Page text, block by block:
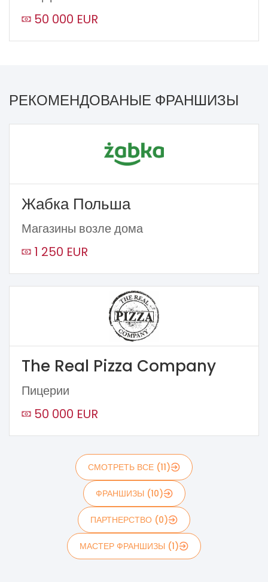
50 000 EUR
РЕКОМЕНДОВАНЫЕ ФРАНШИЗЫ
Жабка Польша
Магазины возле дома
1 250 EUR
The Real Pizza Company
Пицерии
50 000 EUR
СМОТРЕТЬ ВСЕ (11)
ФРАНШИЗЫ (10)
ПАРТНЕРСТВО (0)
МАСТЕР ФРАНШИЗЫ (1)